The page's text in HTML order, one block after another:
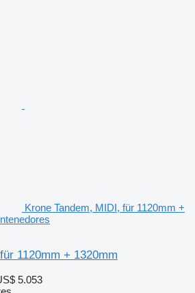
Krone Tandem, MIDI, für 1120mm +
1120mm + 1320mm
5.053